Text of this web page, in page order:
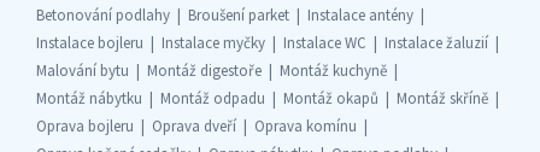
Betonování podlahy
Broušení parket
Instalace antény
Instalace bojleru
Instalace myčky Instalace WC
Instalace žaluzií
Malování bytu
Montáž digestoře
Montáž kuchyně
Montáž nábytku
Montáž odpadu Montáž okapů
Montáž skříně
Oprava bojleru
Oprava dveří
Oprava komínu